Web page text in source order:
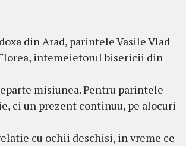
din Arad, parintele Vasile Vlad
intemeietorul bisericii din
misiunea. Pentru parintele
ci un prezent continuu, pe alocuri
cu ochii deschisi, in vreme ce